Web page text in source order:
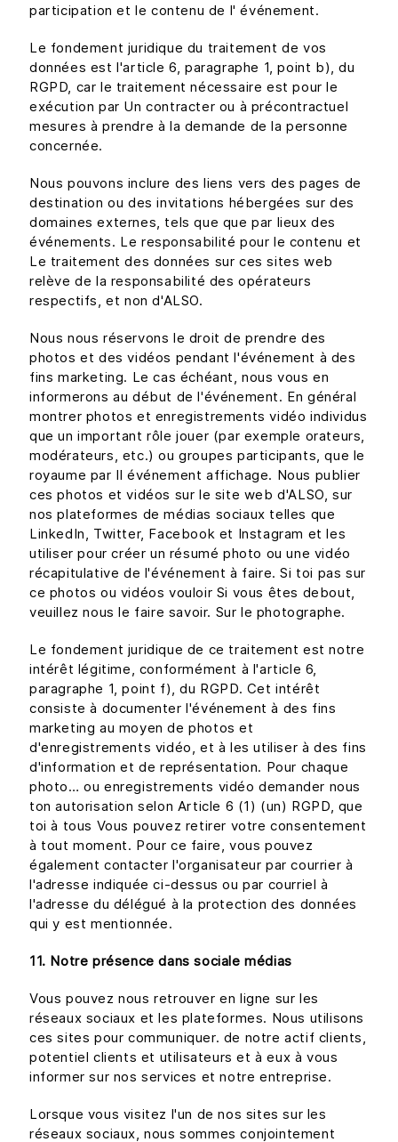
participation et le contenu de l' événement.
Le fondement juridique du traitement de vos
données est l'article 6, paragraphe 1, point b), du
RGPD, car le traitement nécessaire est pour le
exécution par Un contracter ou à précontractuel
mesures à prendre à la demande de la personne
concernée.
Nous pouvons inclure des liens vers des pages de
destination ou des invitations hébergées sur des
domaines externes, tels que que par lieux des
événements. Le responsabilité pour le contenu et
Le traitement des données sur ces sites web
relève de la responsabilité des opérateurs
respectifs, et non d'ALSO.
Nous nous réservons le droit de prendre des
photos et des vidéos pendant l'événement à des
fins marketing. Le cas échéant, nous vous en
informerons au début de l'événement. En général
montrer photos et enregistrements vidéo individus
que un important rôle jouer (par exemple orateurs,
modérateurs, etc.) ou groupes participants, que le
royaume par Il événement affichage. Nous publier
ces photos et vidéos sur le site web d'ALSO, sur
nos plateformes de médias sociaux telles que
LinkedIn, Twitter, Facebook et Instagram et les
utiliser pour créer un résumé photo ou une vidéo
récapitulative de l'événement à faire. Si toi pas sur
ce photos ou vidéos vouloir Si vous êtes debout,
veuillez nous le faire savoir. Sur le photographe.
Le fondement juridique de ce traitement est notre
intérêt légitime, conformément à l'article 6,
paragraphe 1, point f), du RGPD. Cet intérêt
consiste à documenter l'événement à des fins
marketing au moyen de photos et
d'enregistrements vidéo, et à les utiliser à des fins
d'information et de représentation. Pour chaque
photo… ou enregistrements vidéo demander nous
ton autorisation selon Article 6 (1) (un) RGPD, que
toi à tous Vous pouvez retirer votre consentement
à tout moment. Pour ce faire, vous pouvez
également contacter l'organisateur par courrier à
l'adresse indiquée ci-dessus ou par courriel à
l'adresse du délégué à la protection des données
qui y est mentionnée.
11. Notre présence dans sociale médias
Vous pouvez nous retrouver en ligne sur les
réseaux sociaux et les plateformes. Nous utilisons
ces sites pour communiquer. de notre actif clients,
potentiel clients et utilisateurs et à eux à vous
informer sur nos services et notre entreprise.
Lorsque vous visitez l'un de nos sites sur les
réseaux sociaux, nous sommes conjointement